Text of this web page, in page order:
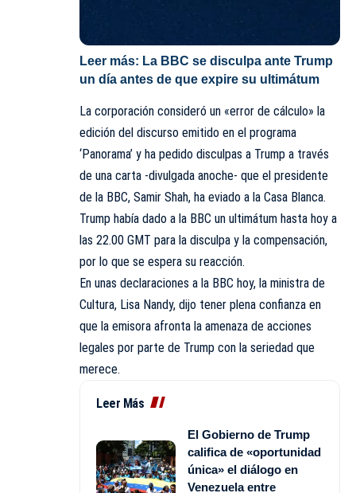
Leer más: La BBC se disculpa ante Trump
un día antes de que expire su ultimátum
La corporación consideró un «error de cálculo» la
edición del discurso emitido en el programa
‘Panorama’ y ha pedido disculpas a Trump a través
de una carta -divulgada anoche- que el presidente
de la BBC, Samir Shah, ha eviado a la Casa Blanca.
Trump había dado a la BBC un ultimátum hasta hoy a
las 22.00 GMT para la disculpa y la compensación,
por lo que se espera su reacción.
En unas declaraciones a la BBC hoy, la ministra de
Cultura, Lisa Nandy, dijo tener plena confianza en
que la emisora afronta la amenaza de acciones
legales por parte de Trump con la seriedad que
merece.
Leer Más
El Gobierno de Trump
califica de «oportunidad
única» el diálogo en
Venezuela entre